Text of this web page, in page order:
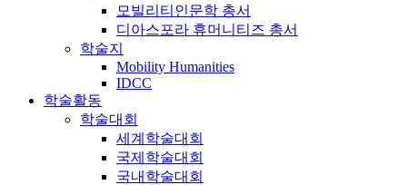
모빌리티인문학 총서
디아스포라 휴머니티즈 총서
학술지
Mobility Humanities
IDCC
학술활동
학술대회
세계학술대회
국제학술대회
국내학술대회